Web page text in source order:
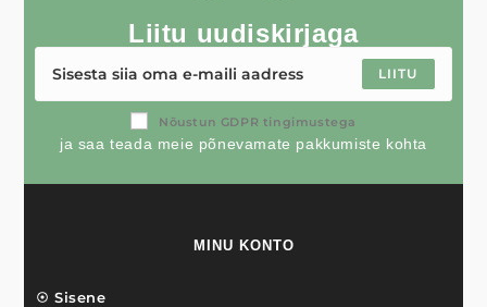
Liitu uudiskirjaga
LIITU
Nõustun GDPR tingimustega
ja saa teada meie põnevamate pakkumiste kohta
MINU KONTO
Sisene